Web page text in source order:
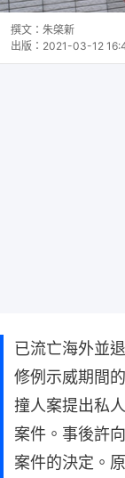
撰文： 朱棨新
出版： 2021-03-12
已流亡海外並
修例示威期間
撞人案提出私
案件。事後許
案件的決定。